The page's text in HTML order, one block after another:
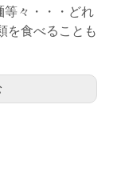
等々・・・どれ
を食べることも